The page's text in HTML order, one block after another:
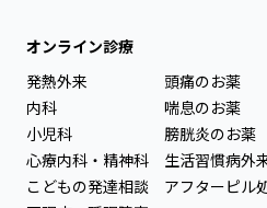
オンライン診療
発熱外来
内科
小児科
心療内科・精神科
こどもの発達相談
頭痛のお薬
喘息のお薬
膀胱炎のお薬
生活習慣病外
アフターピル